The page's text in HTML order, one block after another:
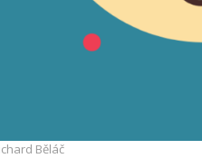
Běláč